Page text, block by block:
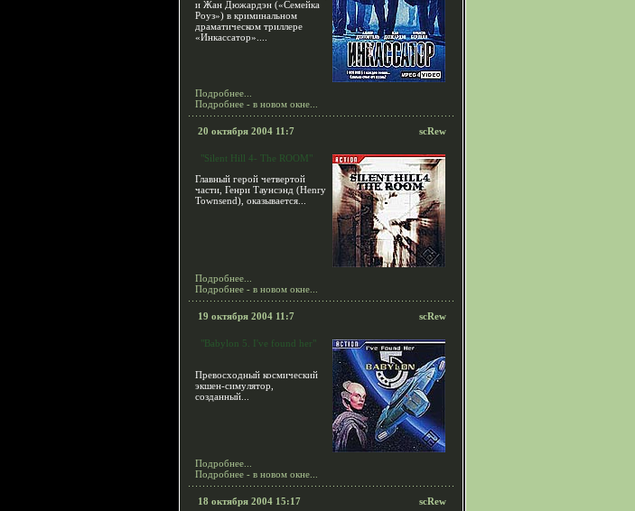
и Жан Дюжардэн («Семейка
Роуз») в криминальном
драматическом триллере
«Инкассатор»....
Подробнее...
Подробнее - в новом окне...
20 октября 2004 11:7 scRew
"Silent Hill 4- The ROOM"
Главный герой четвертой
части, Генри Таунсэнд (Henry
Townsend), оказывается...
Подробнее...
Подробнее - в новом окне...
19 октября 2004 11:7 scRew
"Babylon 5. I've found her"
Превосходный космический
экшен-симулятор,
созданный...
Подробнее...
Подробнее - в новом окне...
18 октября 2004 15:17 scRew